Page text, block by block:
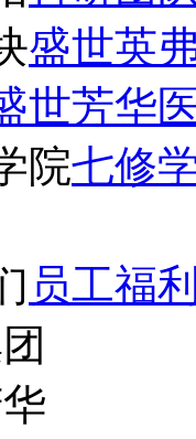
盛世英
世芳华
院七修
员工福利